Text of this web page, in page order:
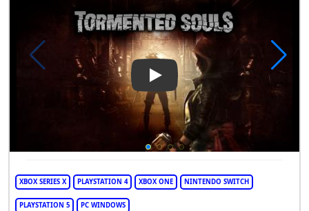
Play Video: Tormented Souls
XBOX SERIES X PLAYSTATION 4 XBOX ONE NINTENDO SWITCH
PLAYSTATION 5 PC WINDOWS